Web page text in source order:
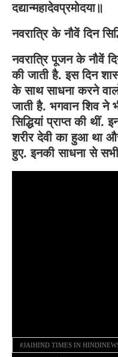
दद्यान्महादेवप्रमोदया॥
नवरात्रि के नौवें दिन
नवरात्रि पूजन के नौवें
की जाती है. इस दिन
के साथ साधना करने वालों
जाती है. भगवान शिव ने
सिद्धियां प्राप्त की
शरीर देवी का हुआ था और
हुए. इनकी साधना से सभी
#JAIHIND TIMES IN